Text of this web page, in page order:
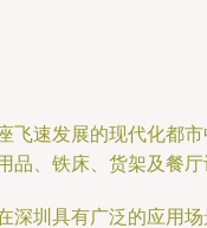
飞速发展的现代化都
品、铁床、货架及餐
深圳具有广泛的应用